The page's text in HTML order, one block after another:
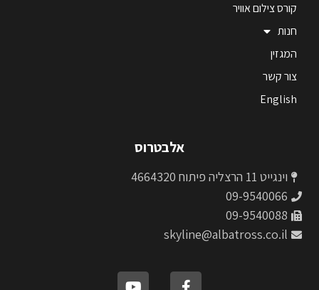
קורס צילום אוויר
חנות
המגזין
צור קשר
English
אלבטרוס
וינגייט 11 הרצליה פיתוח 4664320
09-9540066
09-9540088
skyline@albatross.co.il